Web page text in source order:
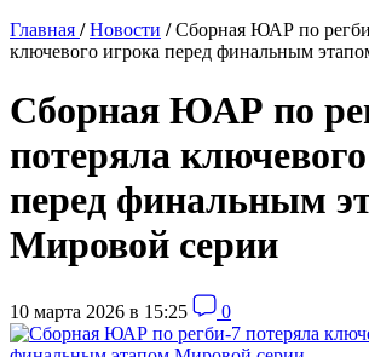
Главная / Новости / Сборная ЮАР по
ключевого игрока перед финальным
Сборная ЮАР по
потеряла
перед финальным
Мировой серии
10 марта 2026 в 15:25 0